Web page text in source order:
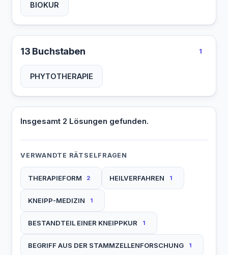
BIOKUR
13 Buchstaben 1
PHYTOTHERAPIE
Insgesamt 2 Lösungen gefunden.
VERWANDTE RÄTSELFRAGEN
THERAPIEFORM 2 HEILVERFAHREN 1
KNEIPP-MEDIZIN 1
BESTANDTEIL EINER KNEIPPKUR 1
BEGRIFF AUS DER STAMMZELLENFORSCHUNG 1